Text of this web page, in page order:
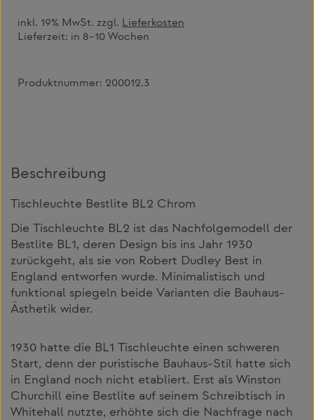
inkl. 19% MwSt. zzgl. Lieferkosten
Lieferzeit: in 8–10 Wochen
Produktnummer: 200012.3
Beschreibung
Tischleuchte Bestlite BL2 Chrom
Die Tischleuchte BL2 ist das Nachfolgemodell der
Bestlite BL1, deren Design bis ins Jahr 1930
zurückgeht, als sie von Robert Dudley Best in
England entworfen wurde. Minimalistisch und
funktional spiegeln beide Varianten die Bauhaus-
Ästhetik wider.
1930 hatte die BL1 Tischleuchte einen schweren
Start, denn der puristische Bauhaus-Stil hatte sich
in England noch nicht etabliert. Erst als Winston
Churchill eine Bestlite auf seinem Schreibtisch in
Whitehall nutzte, erhöhte sich die Nachfrage nach